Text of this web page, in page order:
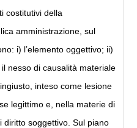
costitutivi della
amministrazione, sul
i) l’elemento oggettivo; ii)
nesso di causalità materiale
inteso come lesione
legittimo e, nella materie di
diritto soggettivo. Sul piano